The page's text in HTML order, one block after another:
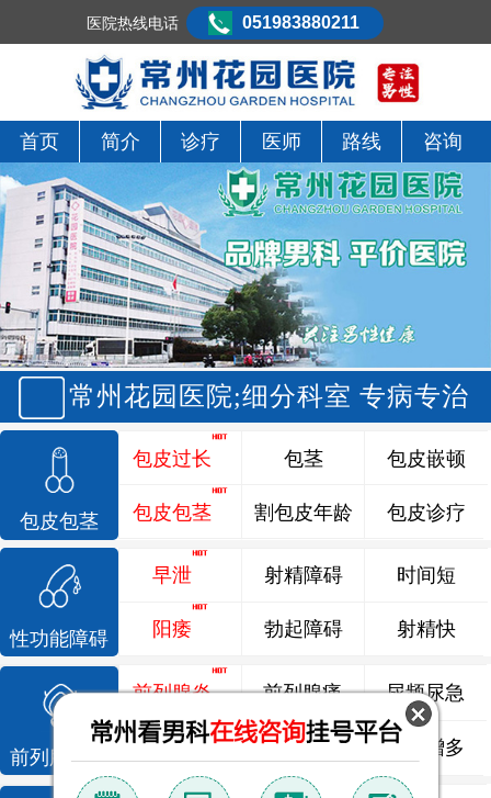
首页 简介 诊疗 医师 路线 咨询
常州花园医院;细分科室 专病专治
包皮包茎
包皮过长
包皮包茎
包茎
割包皮年龄
包皮嵌顿
包皮诊疗
性功能障碍
早泄
阳痿
射精障碍
勃起障碍
时间短
射精快
前列腺疾病
前列腺炎 前列腺痛 尿频尿急
前列腺增生 排尿不畅 夜尿增多
医院热线电话 051983880211